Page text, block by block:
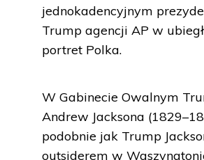
jednokadencyjnym
Trump agencji AP w
portret Polka.
W Gabinecie Owalnym
Andrew Jacksona
podobnie jak Trump
outsiderem w